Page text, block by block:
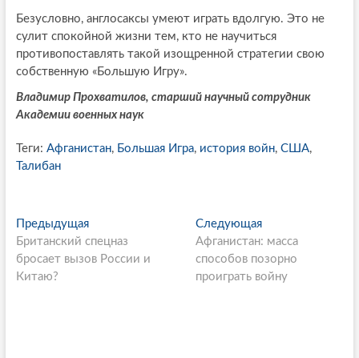
Безусловно, англосаксы умеют играть вдолгую. Это не
сулит спокойной жизни тем, кто не научиться
противопоставлять такой изощренной стратегии свою
собственную «Большую Игру».
Владимир Прохватилов, старший научный сотрудник
Академии военных наук
Теги: Афганистан, Большая Игра, история войн, США,
Талибан
P
o
s
ПредыдущаяП
р
е
Британский спецназ
бросает вызов России и
Китаю?
Следующая
л
е
д
Афганистан: масса
способов позорно
проиграть войну